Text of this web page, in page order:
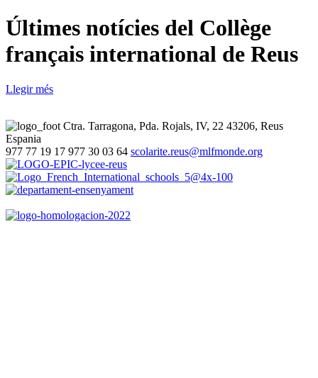
Últimes notícies del Collège
français international de Reus
Llegir més
Ctra. Tarragona, Pda. Rojals, IV, 22 43206, Reus
Espania
977 77 19 17 977 30 03 64 scolarite.reus@mlfmonde.org